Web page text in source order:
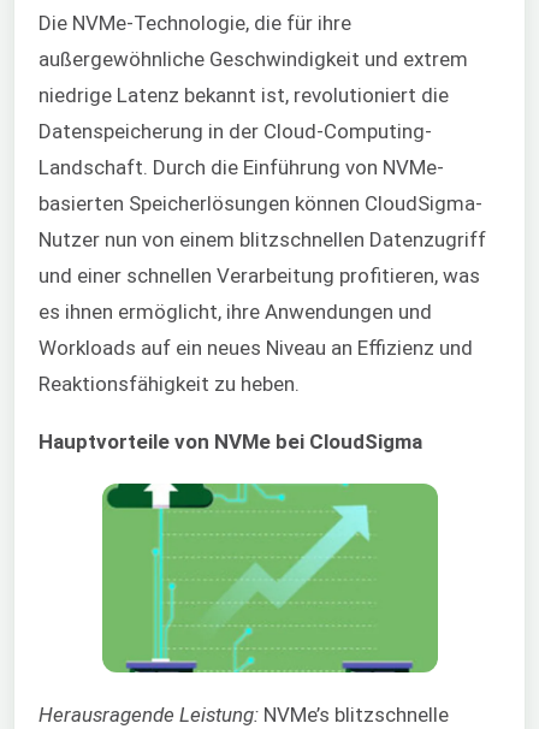
Die NVMe-Technologie, die für ihre
außergewöhnliche Geschwindigkeit und extrem
niedrige Latenz bekannt ist, revolutioniert die
Datenspeicherung in der Cloud-Computing-
Landschaft. Durch die Einführung von NVMe-
basierten Speicherlösungen können CloudSigma-
Nutzer nun von einem blitzschnellen Datenzugriff
und einer schnellen Verarbeitung profitieren, was
es ihnen ermöglicht, ihre Anwendungen und
Workloads auf ein neues Niveau an Effizienz und
Reaktionsfähigkeit zu heben.
Hauptvorteile von NVMe bei CloudSigma
Herausragende Leistung: NVMe’s blitzschnelle